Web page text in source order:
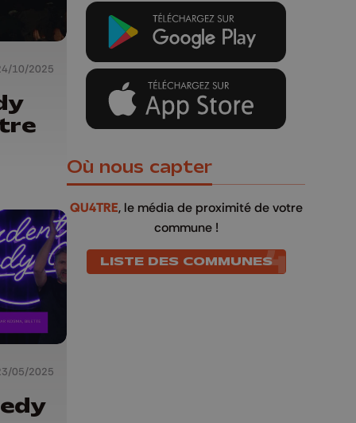
10/2025
05/2025
Où nous capter
QU4TRE, le média de proximité de votre
commune !
LISTE DES COMMUNES